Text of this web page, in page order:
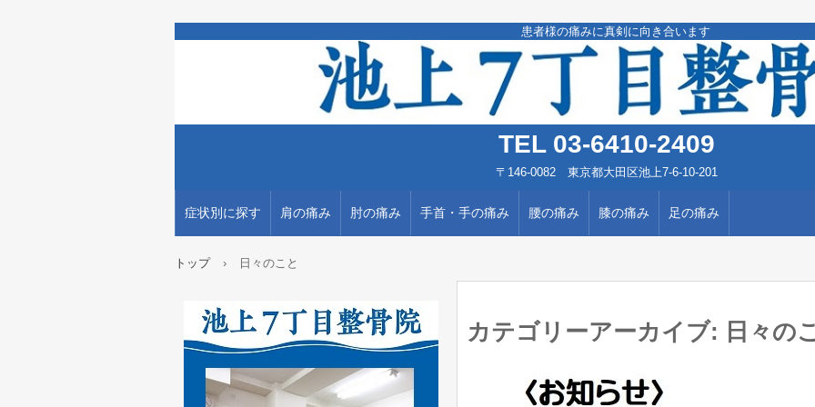
患者様の痛みに真剣に向き合います
TEL 03-6410-2409
〒146-0082 東京都大田区池上7-6-10-201
症状別に探す 肩の痛み 肘の痛み 手首・手の痛み 腰の痛み 膝の痛み 足の痛み
トップ › 日々のこと
カテゴリーアーカイブ: 日々の